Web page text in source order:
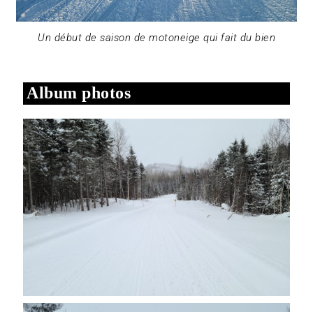
Un début de saison de motoneige qui fait du bien
Album photos